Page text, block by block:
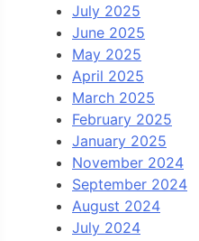
July 2025
June 2025
May 2025
April 2025
March 2025
February 2025
January 2025
November 2024
September 2024
August 2024
July 2024